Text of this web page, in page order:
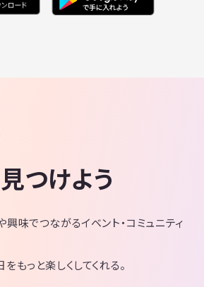
つけよう
味でつながるイベント・コミュニティ
もっと楽しくしてくれる。